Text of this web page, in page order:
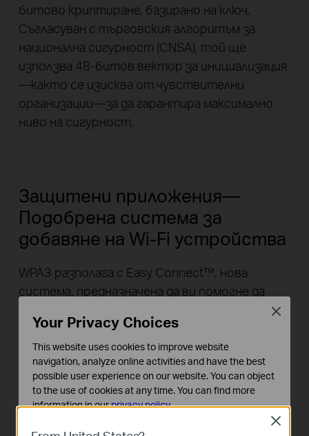
битово криптиране, базирано на ключ.
Съгласуван с търговския алгоритъм за
национална сигурност (CNSA), той ще
използва 48-битов вектор за инициализация
—както се изисква от чувствителни
организации—за да гарантира максимално
ниво на сигурност.
Защитени приложения—
Подобрена система за
добавяне на Wi-Fi устройства
WPA3 разполага с Easy Connect™, нова
система, предназначена да ви помогне да
интернет на нещата (IoT) към Wi-Fi мрежата.
Традиционният процес на добавяне на
домашни устройства без дисплеи изисква
програма или приложение на трета страна.
WPA3 обаче ви позволява просто да
добавяте IoT устройства с помощта на QRClose
Your Privacy Choices
This website uses cookies to improve website
navigation, analyze online activities and have the best
possible user experience on our website. You can object
to the use of cookies at any time. You can find more
information in ourprivacy policy.
Close